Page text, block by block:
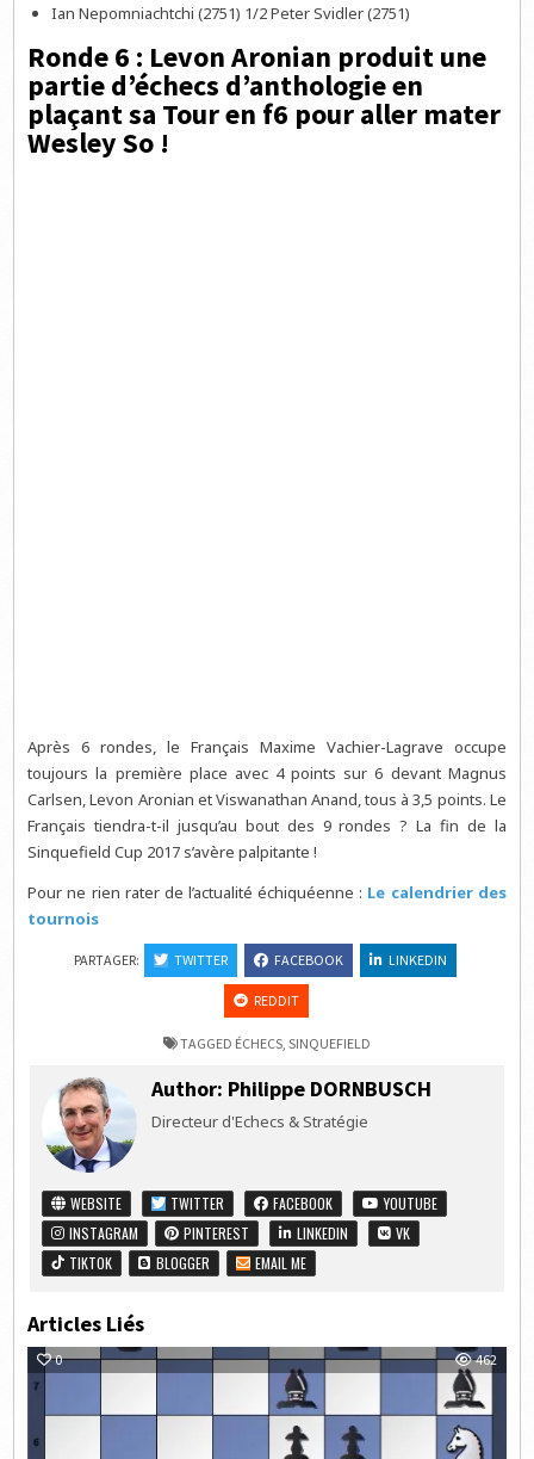
Ian Nepomniachtchi (2751) 1/2 Peter Svidler (2751)
Ronde 6 : Levon Aronian produit une
partie d’échecs d’anthologie en
plaçant sa Tour en f6 pour aller mater
Wesley So !
Après 6 rondes, le Français Maxime Vachier-Lagrave occupe
toujours la première place avec 4 points sur 6 devant Magnus
Carlsen, Levon Aronian et Viswanathan Anand, tous à 3,5 points. Le
Français tiendra-t-il jusqu’au bout des 9 rondes ? La fin de la
Sinquefield Cup 2017 s’avère palpitante !
Pour ne rien rater de l’actualité échiquéenne : Le calendrier des
tournois
PARTAGER: TWITTER FACEBOOK LINKEDIN
REDDIT
TAGGED ÉCHECS SINQUEFIELD
Author: Philippe DORNBUSCH
Directeur d'Echecs & Stratégie
WEBSITE TWITTER FACEBOOK
YOUTUBE
INSTAGRAM
PINTEREST LINKEDIN
VK
TIKTOK
BLOGGER EMAIL ME
Articles Liés
0 462